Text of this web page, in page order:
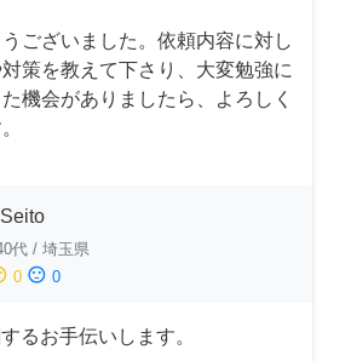
ございました。依頼内容に対し
策を教えて下さり、大変勉強に
機会がありましたら、よろしく
代 / 埼玉県
0 sentiment_dissatisfied 0
るお手伝いします。